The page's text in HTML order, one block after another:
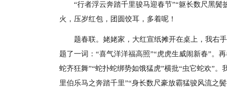
“行者浮云奔踏千里骏马迎春节”“躯长数尺黑
火，压岁红包，团圆饺耳，多着呢！
题春联。姥姥家，大红宣纸摊开在桌上，我右
题了一词：“喜气洋洋福高照”“虎虎生威闹新春”。
蛇齐狂舞”“蛇扑蛇绑势如饿猛虎”横批“虫它蛇欢”
里伯乐马之奔踏千里”“身长数尺豪放霸猛骏风流之